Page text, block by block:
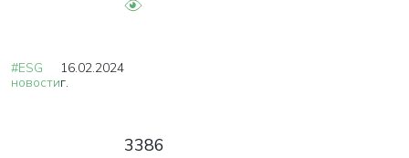
#ESG
новости
16.02.2024
г.
3386